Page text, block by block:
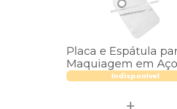
Placa e Espátula
Maquiagem em
Com dedal - AC-03 -
Indisponível